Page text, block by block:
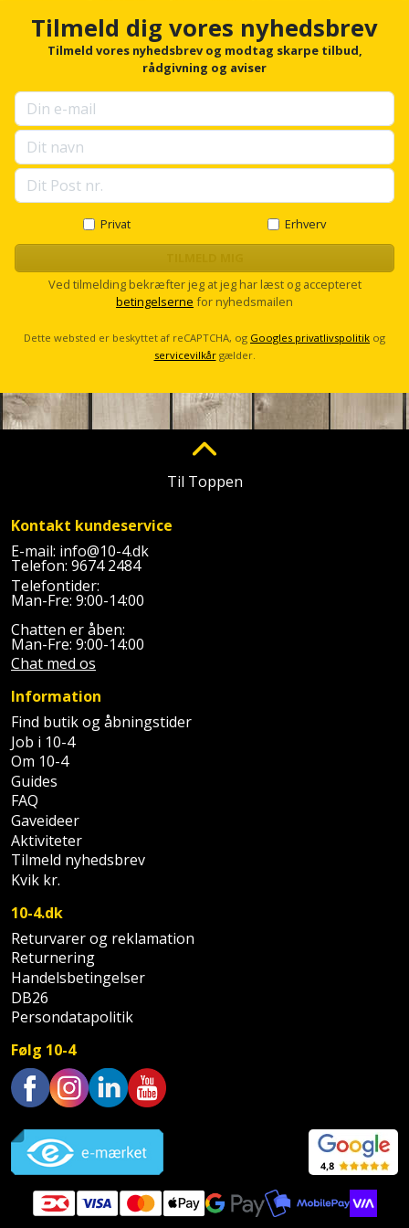
plader
Savbuk
Savklinge
Skraber
Skruestik
Skruetrækker
Smøring
rustopløser
Stålbørste
Stemmejern
Stige
Tænger
Tagpapbrænder
Tapetværktøj
Tommestok
Tragt
Ud-
og
Værktøjskasse
og
opbevaring
Værktøjssæt
Vaterpas
Kompressor
Ligesliber
Limpistol
Loddekolbe
Måleinstrumenter
Mejselhammer
Multisliber
Nedbrydningshammer
Overfræser
Overfræsertilbehør
Polermaskine
Rillefræser
Røreværk
Rotationslaser
Rundsavsklinge
Rystepudser
Rystepudsertilbehør
Slagboremaskine
Slagnøgletilbehør
Slagskruetrækker
Lommelygte
Mobiltilbehør
Pavillon
Personlig
Plantekasser
Postkassestander
Prepping
Shelter
Sikkerhed
i
hjemmet
Skadedyrsbekæmpelse
Skraldespandsskjuler
Skydelåge
Støttemur
Støvsuger
Strygejern
Terrassevarmer
Tømidler
Tørrestativ
Trappevanger
Udebruser
afskærmning
Varme
r
u
p
s
e
l
l
c
o
Tilmeld dig vores nyhedsbrev
Tilmeld vores nyhedsbrev og modtag skarpe tilbud,
rådgivning og aviser
Privat Erhverv
Ved tilmelding bekræfter jeg at jeg har læst og accepteret
betingelserne for nyhedsmailen
Dette websted er beskyttet af reCAPTCHA, og Googles privatlivspolitik og
servicevilkårgælder.
Til Toppen
Kontakt kundeservice
E-mail: info@10-4.dk
Telefon: 9674 2484
Telefontider:
Man-Fre: 9:00-14:00
Chatten er åben:
Man-Fre: 9:00-14:00
Chat med os
Information
Find butik og åbningstider
Job i 10-4
Om 10-4
Guides
FAQ
Gaveideer
Aktiviteter
Tilmeld nyhedsbrev
Kvik kr.
10-4.dk
Returvarer og reklamation
Returnering
Handelsbetingelser
DB26
Persondatapolitik
Følg 10-4